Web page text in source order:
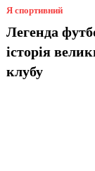
Я спортивний
Легенда
історія
клубу